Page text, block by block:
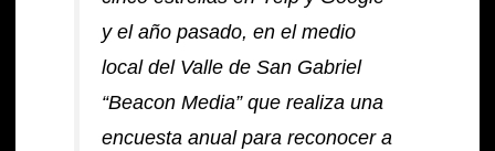
y el año pasado, en el medio
local del Valle de San Gabriel
“Beacon Media” que realiza una
encuesta anual para reconocer a